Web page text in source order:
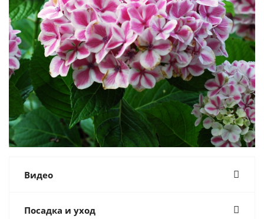
Видео
Посадка и уход